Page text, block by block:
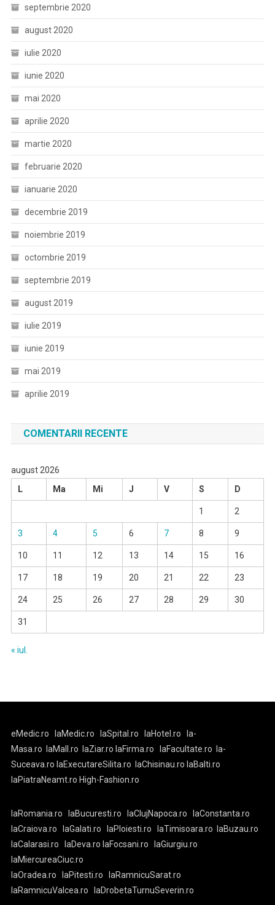
septembrie 2020
august 2020
iulie 2020
iunie 2020
mai 2020
aprilie 2020
martie 2020
februarie 2020
ianuarie 2020
decembrie 2019
noiembrie 2019
octombrie 2019
septembrie 2019
august 2019
iulie 2019
iunie 2019
mai 2019
aprilie 2019
COMENTARII RECENTE
august 2026
L
Ma Mi J V S D
1 2
3 4 5 6 7 8 9
10 11 12 13 14 15 16
17 18 19 20 21 22 23
24 25 26 27 28 29 30
31
« iul.
eMedic.ro laMedic.ro laSpital.ro laHotel.ro
la-
Masa.ro
laMall.ro laZiar.ro laFirma.ro laFacultate.ro
la-
Suceava.ro laExecutareSilita.ro laChisinau.ro laBalti.ro
laPiatraNeamt.ro High-Fashion.ro
laRomania.ro laBucuresti.ro laClujNapoca.ro
laConstanta.ro
laCraiova.ro
laGalati.ro laPloiesti.ro laTimisoara.ro
laBuzau.ro
laCalarasi.ro
laDeva.ro laFocsani.ro
laGiurgiu.ro
laMiercureaCiuc.ro
laOradea.ro
laPitesti.ro
laRamnicuSarat.ro
laRamnicuValcea.ro
laDrobetaTurnuSeverin.ro